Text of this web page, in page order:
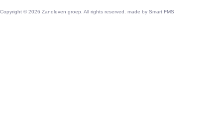
Copyright © 2026 Zandleven groep. All rights reserved. made by Smart FMS